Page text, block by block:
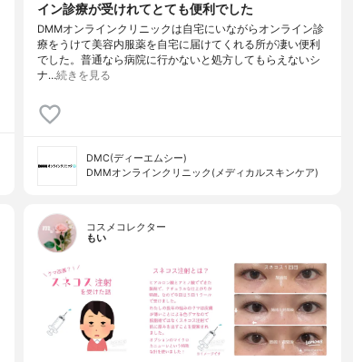
イン診療が受けれてとても便利でした
DMMオンラインクリニックは自宅にいながらオンライン診
療をうけて美容内服薬を自宅に届けてくれる所が凄い便利
でした。普通なら病院に行かないと処方してもらえないシ
ナ…続きを見る
DMC(ディーエムシー)
DMMオンラインクリニック(メディカルスキンケア)
コスメコレクター
もい